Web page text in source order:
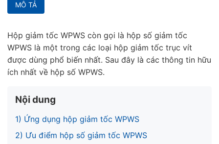
MÔ TẢ
Hộp giảm tốc WPWS còn gọi là hộp số giảm tốc
WPWS là một trong các loại hộp giảm tốc trục vít
được dùng phổ biến nhất. Sau đây là các thông tin hữu
ích nhất về hộp số WPWS.
Nội dung
1) Ứng dụng hộp giảm tốc WPWS
2) Ưu điểm hộp số giảm tốc WPWS